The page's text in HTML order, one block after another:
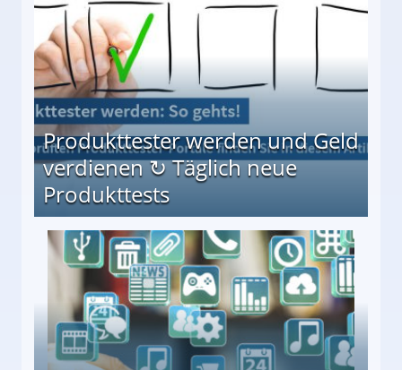
Produkttester werden und Geld
verdienen ↻ Täglich neue
Produkttests
↻ Täglich neue Produkttests